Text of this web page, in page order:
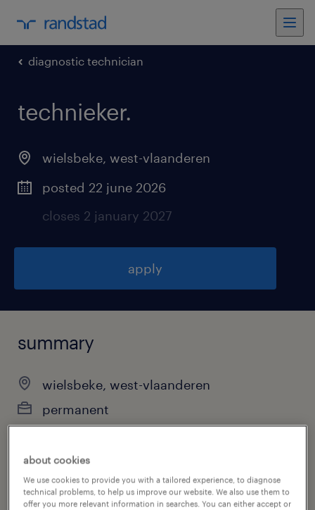
diagnostic technician
technieker.
wielsbeke, west-vlaanderen
posted 22 june 2026
closes 2 january 2027
apply
summary
wielsbeke, west-vlaanderen
permanent
job category
about cookies
We use cookies to provide you with a tailored experience, to diagnose
technical problems, to help us improve our website. We also use them to
offer you more relevant information in searches. You can either accept or